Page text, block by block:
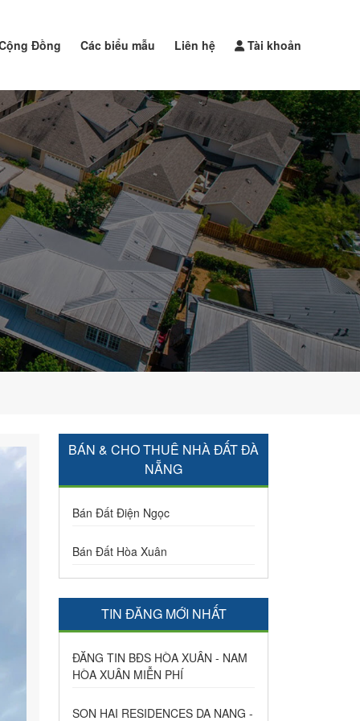
Đồng Các biểu mẫu Liên hệ Tài khoản
Đăng tin
BÁN & CHO THUÊ NHÀ ĐẤT ĐÀ
NẴNG
Bán Đất Điện Ngọc
Bán Đất Hòa Xuân
TIN ĐĂNG MỚI NHẤT
ĐĂNG TIN BĐS HÒA XUÂN - NAM
HÒA XUÂN MIỄN PHÍ
SON HAI RESIDENCES DA NANG -